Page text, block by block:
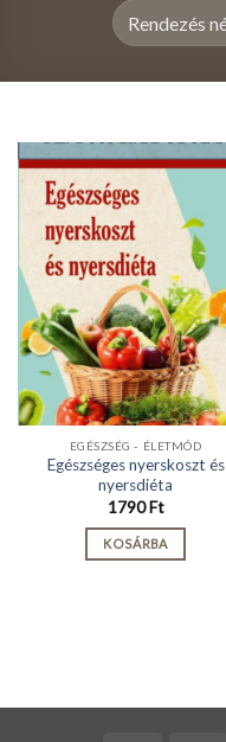
EGÉSZSÉG - ÉLETMÓD
Egészséges nyerskoszt és
nyersdiéta
1790Ft
KOSÁRBA